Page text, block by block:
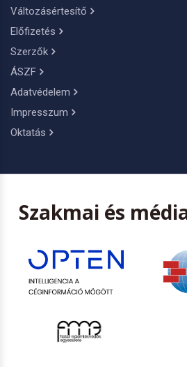
Változásértesítő
Előfizetés
Szerzők
ÁSZF
Adatvédelem
Impresszum
Oktatás
Szakmai és